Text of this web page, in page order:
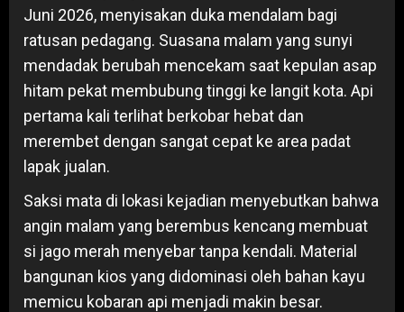
Juni 2026, menyisakan duka mendalam bagi
ratusan pedagang. Suasana malam yang sunyi
mendadak berubah mencekam saat kepulan asap
hitam pekat membubung tinggi ke langit kota. Api
pertama kali terlihat berkobar hebat dan
merembet dengan sangat cepat ke area padat
lapak jualan.
Saksi mata di lokasi kejadian menyebutkan bahwa
angin malam yang berembus kencang membuat
si jago merah menyebar tanpa kendali. Material
bangunan kios yang didominasi oleh bahan kayu
memicu kobaran api menjadi makin besar.